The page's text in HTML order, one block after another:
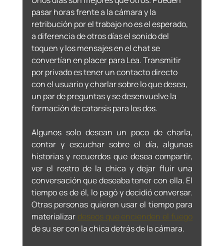
pasar horas frente a la cámara y la
retribución por el trabajo no es el esperado,
a diferencia de otros días el sonido del
toquen y los mensajes en el chat se
convertían en placer para Lea. Transmitir
por privado es tener un contacto directo
con el usuario y charlar sobre lo que desea,
un par de preguntas y se desenvuelve la
formación de catarsis para los dos.
Algunos solo desean un poco de charla,
contar y escuchar sobre el día, algunas
historias y recuerdos que desea compartir,
ver el rostro de la chica y dejar fluir una
conversación que deseaba tener con ella. El
tiempo es de él, lo pagó y decidió conversar.
Otras personas quieren usar el tiempo para
materializar deseos que encienden el fuego
de su ser con la chica detrás de la cámara.